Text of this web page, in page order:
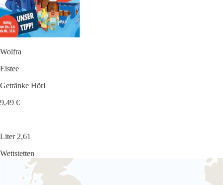
Wolfra
Eistee
Getränke Hörl
9,49 €
Liter 2,61
Wettstetten